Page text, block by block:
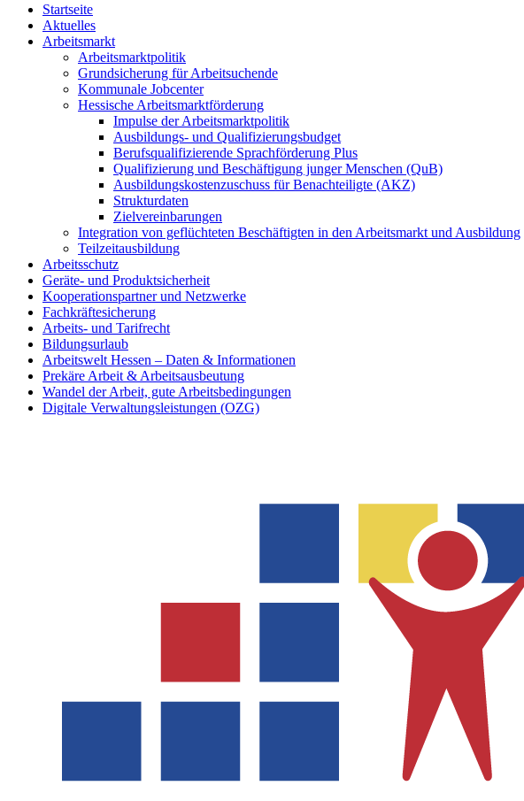
Startseite
Aktuelles
Arbeitsmarkt
Arbeitsmarktpolitik
Grundsicherung für Arbeitsuchende
Kommunale Jobcenter
Hessische Arbeitsmarktförderung
Impulse der Arbeitsmarktpolitik
Ausbildungs- und Qualifizierungsbudget
Berufsqualifizierende Sprachförderung Plus
Qualifizierung und Beschäftigung junger Menschen (QuB)
Ausbildungskostenzuschuss für Benachteiligte (AKZ)
Strukturdaten
Zielvereinbarungen
Integration von geflüchteten Beschäftigten in den Arbeitsmarkt und Ausbildung
Teilzeitausbildung
Arbeitsschutz
Geräte- und Produktsicherheit
Kooperationspartner und Netzwerke
Fachkräftesicherung
Arbeits- und Tarifrecht
Bildungsurlaub
Arbeitswelt Hessen – Daten & Informationen
Prekäre Arbeit & Arbeitsausbeutung
Wandel der Arbeit, gute Arbeitsbedingungen
Digitale Verwaltungsleistungen (OZG)